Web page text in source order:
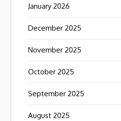
January 2026
December 2025
November 2025
October 2025
September 2025
August 2025